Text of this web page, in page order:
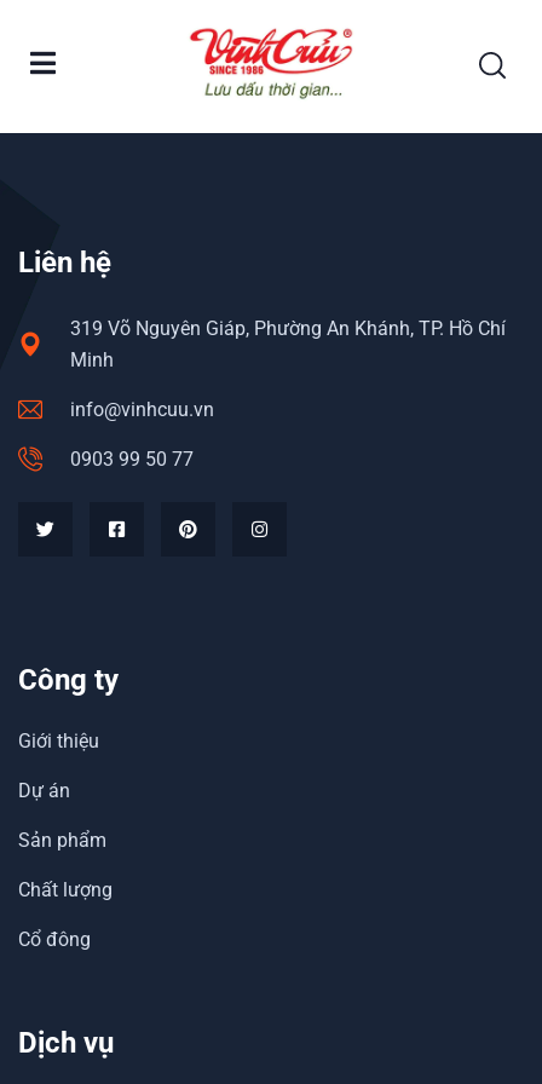
Liên hệ
319 Võ Nguyên Giáp, Phường An Khánh, TP. Hồ Chí
Minh
info@vinhcuu.vn
0903 99 50 77
Công ty
Giới thiệu
Dự án
Sản phẩm
Chất lượng
Cổ đông
Dịch vụ